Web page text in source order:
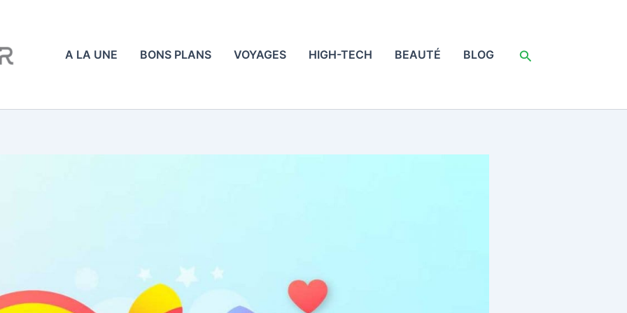
A LA UNE BONS PLANS VOYAGES HIGH-TECH BEAUTÉ BLOG Rechercher